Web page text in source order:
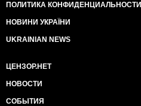
ПОЛИТИКА КОНФИДЕНЦИАЛЬНОСТИ
НОВИНИ УКРАЇНИ
UKRAINIAN NEWS
ЦЕНЗОР.НЕТ
НОВОСТИ
СОБЫТИЯ